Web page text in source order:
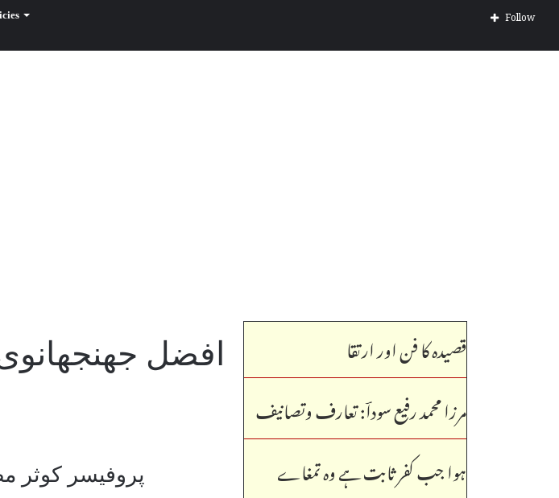
Follow
افضل
پروفیسر کوثر
قصیدہ کا فن اور ارتقا
مرزا محمد رفیع سوداؔ: تعارف وتصانیف
ہوا جب کفر ثابت ہے وہ تمغاے